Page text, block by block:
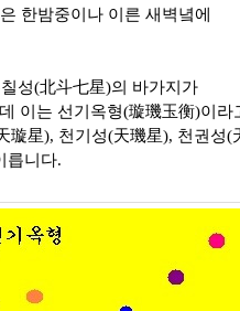
한밤중이나 이른 새벽녘에
성(北斗七星)의 바가지가
이는 선기옥형(璇璣玉衡)이라
璇星), 천기성(天璣星), 천권성(
릅니다.